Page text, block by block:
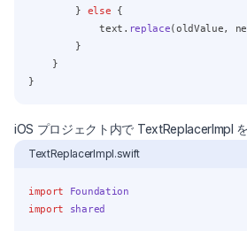
        }
else {
            text.
replace(oldValue,
        }
    }
}
iOS プロジェクト内で TextReplacerImpl を
TextReplacerImpl.swift
import
Foundation
import
shared